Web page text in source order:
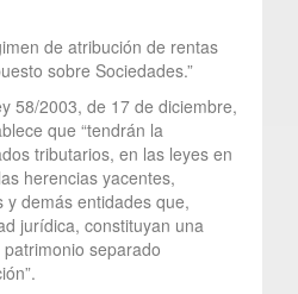
de atribución de rentas
sobre Sociedades.”
58/2003, de 17 de diciembre,
que “tendrán la
tributarios, en las leyes en
herencias yacentes,
demás entidades que,
jurídica, constituyan una
separado